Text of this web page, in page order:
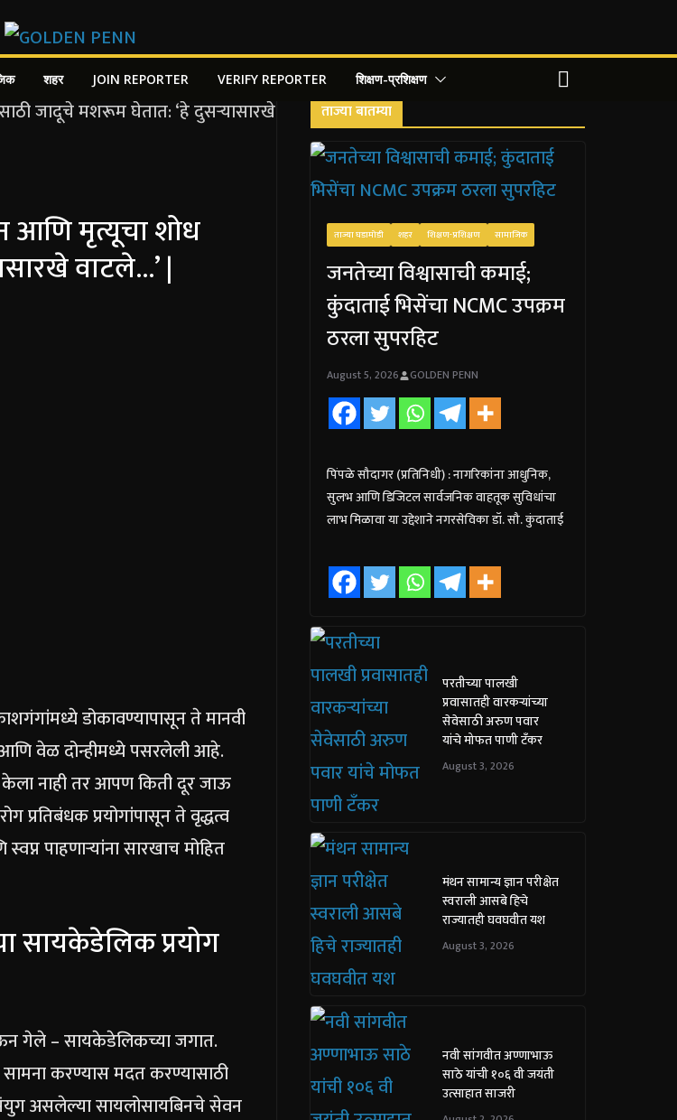
शहर JOIN REPORTER VERIFY REPORTER शिक्षण-प्रशिक्षण
आणि मृत्यूचा शोध
वाटले…’ |
डोकावण्यापासून ते मानवी
वेळ दोन्हीमध्ये पसरलेली आहे.
नाही तर आपण किती दूर जाऊ
प्रतिबंधक प्रयोगांपासून ते वृद्धत्व
पाहणाऱ्यांना सारखाच मोहित
सायकेडेलिक प्रयोग
घेऊन गेले – सायकेडेलिकच्या जगात.
करण्यास मदत करण्यासाठी
असलेल्या सायलोसायबिनचे सेवन
ताज्या बातम्या
ताज्या घडामोडी शहर शिक्षण-प्रशिक्षण सामाजिक
जनतेच्या विश्वासाची कमाई;
कुंदाताई भिसेंचा NCMC उपक्रम
ठरला सुपरहिट
August 5, 2026 GOLDEN PENN
पिंपळे सौदागर (प्रतिनिधी) : नागरिकांना आधुनिक,
सुलभ आणि डिजिटल सार्वजनिक वाहतूक सुविधांचा
लाभ मिळावा या उद्देशाने नगरसेविका डॉ. सौ. कुंदाताई
परतीच्या पालखी
प्रवासातही वारकऱ्यांच्या
सेवेसाठी अरुण पवार
यांचे मोफत पाणी टँकर
August 3, 2026
मंथन सामान्य ज्ञान परीक्षेत
स्वराली आसबे हिचे
राज्यातही घवघवीत यश
August 3, 2026
नवी सांगवीत अण्णाभाऊ
साठे यांची १०६ वी जयंती
उत्साहात साजरी